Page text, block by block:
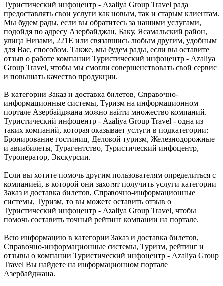
Туристический инфоцентр - Azaliya Group Travel рада
предоставлять свои услуги как новым, так и старым клиентам.
Мы будем рады, если вы обратитесь за нашими услугами,
подойдя по адресу Азербайджан, Баку, Ясамальский район,
улица Низами, 221E или связавшись любым другим, удобным
для Вас, способом. Также, мы будем рады, если вы оставите
отзыв о работе компании Туристический инфоцентр - Azaliya
Group Travel, чтобы мы смогли совершенствовать свой сервис
и повышать качество продукции.
В категории Заказ и доставка билетов, Справочно-
информационные системы, Туризм на информационном
портале Азербайджана можно найти множество компаний.
Туристический инфоцентр - Azaliya Group Travel - одна из
таких компаний, которая оказывает услуги в подкатегории:
Бронирование гостиниц, Деловой туризм, Железнодорожные
и авиабилеты, Турагентство, Туристический инфоцентр,
Туроператор, Экскурсии.
Если вы хотите помочь другим пользователям определиться с
компанией, в которой они захотят получить услуги категории
Заказ и доставка билетов, Справочно-информационные
системы, Туризм, то вы можете оставить отзыв о
Туристический инфоцентр - Azaliya Group Travel, чтобы
помочь составить точный рейтинг компании на портале.
Всю информацию в категории Заказ и доставка билетов,
Справочно-информационные системы, Туризм, рейтинг и
отзывы о компании Туристический инфоцентр - Azaliya Group
Travel Вы найдете на информационном портале
Азербайджана.